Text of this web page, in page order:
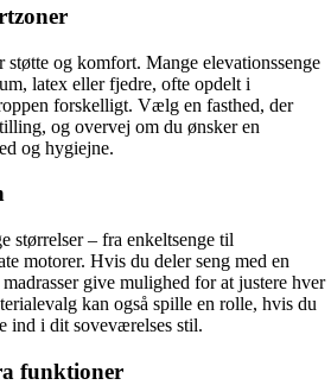
støtte og komfort. Mange elevationssenge
latex eller fjedre, ofte opdelt i
forskelligt. Vælg en fasthed, der
og overvej om du ønsker en
og hygiejne.
størrelser – fra enkeltsenge til
motorer. Hvis du deler seng med en
give mulighed for at justere hver
kan også spille en rolle, hvis du
ind i dit soveværelses stil.
funktioner